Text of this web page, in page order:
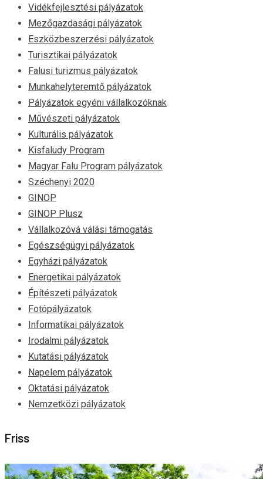
Vidékfejlesztési pályázatok
Mezőgazdasági pályázatok
Eszközbeszerzési pályázatok
Turisztikai pályázatok
Falusi turizmus pályázatok
Munkahelyteremtő pályázatok
Pályázatok egyéni vállalkozóknak
Művészeti pályázatok
Kulturális pályázatok
Kisfaludy Program
Magyar Falu Program pályázatok
Széchenyi 2020
GINOP
GINOP Plusz
Vállalkozóvá válási támogatás
Egészségügyi pályázatok
Egyházi pályázatok
Energetikai pályázatok
Építészeti pályázatok
Fotópályázatok
Informatikai pályázatok
Irodalmi pályázatok
Kutatási pályázatok
Napelem pályázatok
Oktatási pályázatok
Nemzetközi pályázatok
Friss